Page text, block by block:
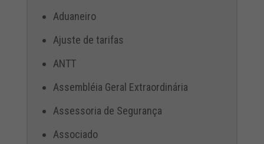
Aduaneiro
Ajuste de tarifas
ANTT
Assembléia Geral Extraordinária
Assessoria de Segurança
Associado